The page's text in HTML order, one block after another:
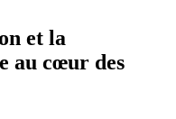
et la
au cœur des